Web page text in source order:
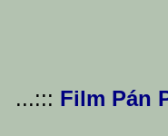
...::: Film Pán